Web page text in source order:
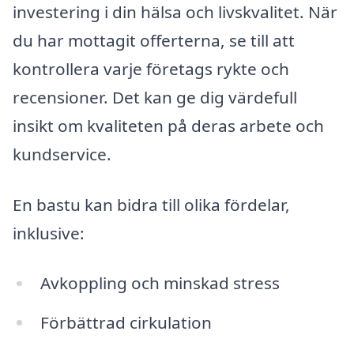
investering i din hälsa och livskvalitet. När
du har mottagit offerterna, se till att
kontrollera varje företags rykte och
recensioner. Det kan ge dig värdefull
insikt om kvaliteten på deras arbete och
kundservice.
En bastu kan bidra till olika fördelar,
inklusive:
Avkoppling och minskad stress
Förbättrad cirkulation